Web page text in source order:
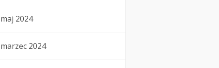
maj 2024
marzec 2024